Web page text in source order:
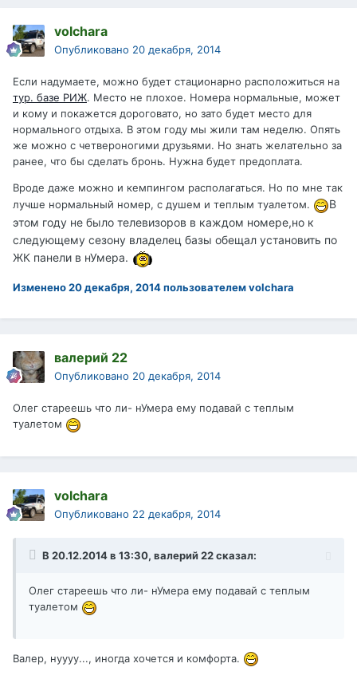
volchara
Опубликовано 20 декабря, 2014
Если надумаете, можно будет стационарно расположиться на
тур. базе РИЖ. Место не плохое. Номера нормальные, может
и кому и покажется дороговато, но зато будет место для
нормального отдыха. В этом году мы жили там неделю. Опять
же можно с четвероногими друзьями. Но знать желательно за
ранее, что бы сделать бронь. Нужна будет предоплата.
Вроде даже можно и кемпингом располагаться. Но по мне так
лучше нормальный номер, с душем и теплым туалетом.
В
этом году не было телевизоров в каждом номере,но к
следующему сезону владелец базы обещал установить по
ЖК панели в нУмера.
Изменено20 декабря, 2014пользователем volchara
валерий 22
Опубликовано 20 декабря, 2014
Олег стареешь что ли- нУмера ему подавай с теплым
туалетом
volchara
Опубликовано 22 декабря, 2014
В 20.12.2014 в 13:30, валерий 22 сказал:
Олег стареешь что ли- нУмера ему подавай с теплым
туалетом
Валер, нуууу..., иногда хочется и комфорта.